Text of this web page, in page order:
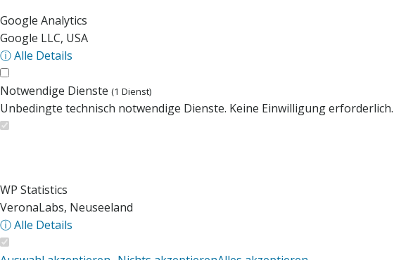
Google Analytics
Google LLC, USA
ⓘ Alle Details
Notwendige Dienste (1 Dienst)
Unbedingte technisch notwendige Dienste. Keine Einwilligung erforderlich.
WP Statistics
VeronaLabs, Neuseeland
ⓘ Alle Details